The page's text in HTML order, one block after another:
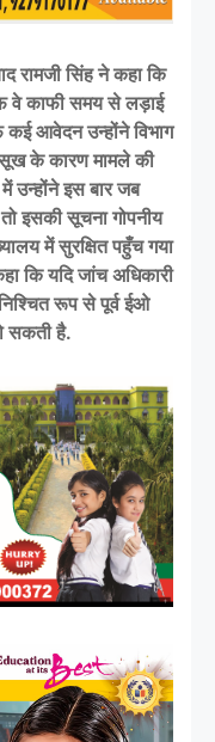
रामजी सिंह ने कहा कि
वे काफी समय से लड़ाई
आवेदन उन्होंने विभाग
के कारण मामले की
उन्होंने इस बार जब
इसकी सूचना गोपनीय
में सुरक्षित पहुँच गया
कि यदि जांच अधिकारी
रूप से पूर्व ईओ
सकती है.